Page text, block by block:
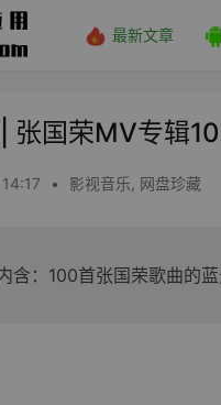
最新文章
张国荣MV专辑
• 影视音乐 网盘珍藏
含：100首张国荣歌曲的蓝